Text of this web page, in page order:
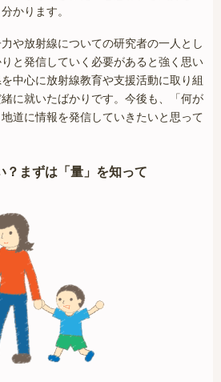
かります。
や放射線についての研究者の一人とし
と発信していく必要があると強く思い
中心に放射線教育や支援活動に取り組
に就いたばかりです。今後も、「何が
道に情報を発信していきたいと思って
？まずは「量」を知って